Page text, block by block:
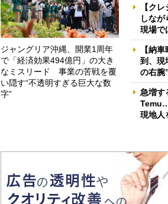
ジャングリア沖縄、開業1周年
で「経済効果494億円」の大き
なミスリード 事業の苦戦を覆
い隠す“不透明すぎる巨大な数
字”
【ク
しな
現場で
【納
到、現
の右腕
急増す
現地人